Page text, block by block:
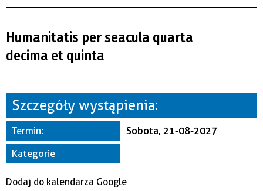
—
Miejsce
Organizator
Humanitatis per seacula quarta
decima et quinta
Szczegóły wystąpienia:
Termin:
Sobota, 21-08-2027
Kategorie
Dodaj do kalendarza Google